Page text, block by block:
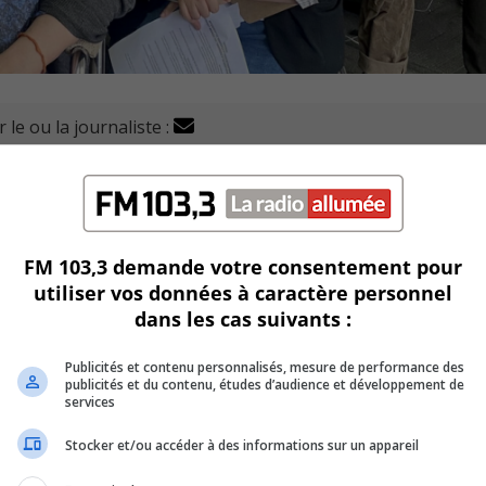
le ou la journaliste :
Marie-Victorin fait son porte-à-porte de la maison.
2 avril.
pour cinq jours.
avisées.
avoir de
légers symptômes.
FM 103,3 demande votre consentement pour
utiliser vos données à caractère personnel
dans les cas suivants :
Publicités et contenu personnalisés, mesure de performance des
publicités et du contenu, études d’audience et développement de
services
Stocker et/ou accéder à des informations sur un appareil